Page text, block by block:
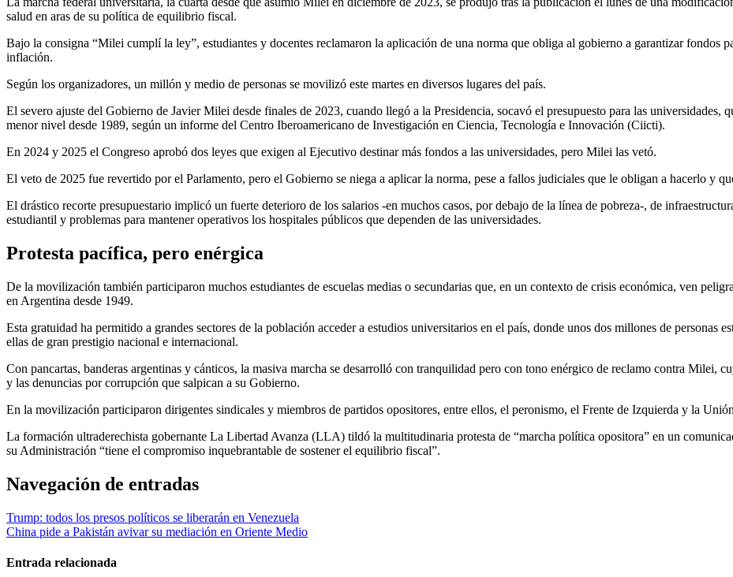
salud en aras de su política de equilibrio fiscal.
Bajo la consigna “Milei cumplí la ley”, estudiantes y docentes reclamaron la aplicación de una norma que obliga al gobierno a garantizar fondos
inflación.
Según los organizadores, un millón y medio de personas se movilizó este martes en diversos lugares del país.
El severo ajuste del Gobierno de Javier Milei desde finales de 2023, cuando llegó a la Presidencia, socavó el presupuesto para las universidades,
menor nivel desde 1989, según un informe del Centro Iberoamericano de Investigación en Ciencia, Tecnología e Innovación (Ciicti).
En 2024 y 2025 el Congreso aprobó dos leyes que exigen al Ejecutivo destinar más fondos a las universidades, pero Milei las vetó.
El veto de 2025 fue revertido por el Parlamento, pero el Gobierno se niega a aplicar la norma, pese a fallos judiciales que le obligan a hacerlo y
El drástico recorte presupuestario implicó un fuerte deterioro de los salarios -en muchos casos, por debajo de la línea de pobreza-, de
estudiantil y problemas para mantener operativos los hospitales públicos que dependen de las universidades.
Protesta pacífica, pero enérgica
De la movilización también participaron muchos estudiantes de escuelas medias o secundarias que, en un contexto de crisis económica, ven
en Argentina desde 1949.
Esta gratuidad ha permitido a grandes sectores de la población acceder a estudios universitarios en el país, donde unos dos millones de personas
ellas de gran prestigio nacional e internacional.
Con pancartas, banderas argentinas y cánticos, la masiva marcha se desarrolló con tranquilidad pero con tono enérgico de reclamo contra Milei,
y las denuncias por corrupción que salpican a su Gobierno.
En la movilización participaron dirigentes sindicales y miembros de partidos opositores, entre ellos, el peronismo, el Frente de Izquierda y la
La formación ultraderechista gobernante La Libertad Avanza (LLA) tildó la multitudinaria protesta de “marcha política opositora” en un
su Administración “tiene el compromiso inquebrantable de sostener el equilibrio fiscal”.
Navegación de entradas
Trump: todos los presos políticos se liberarán en Venezuela
China pide a Pakistán avivar su mediación en Oriente Medio
Entrada relacionada